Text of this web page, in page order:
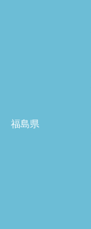
福島県